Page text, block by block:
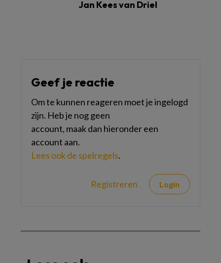
Jan Kees van Driel
Geef je reactie
Om te kunnen reageren moet je ingelogd
zijn. Heb je nog geen
account, maak dan hieronder een
account aan.
Lees ook de spelregels.
Registreren Login